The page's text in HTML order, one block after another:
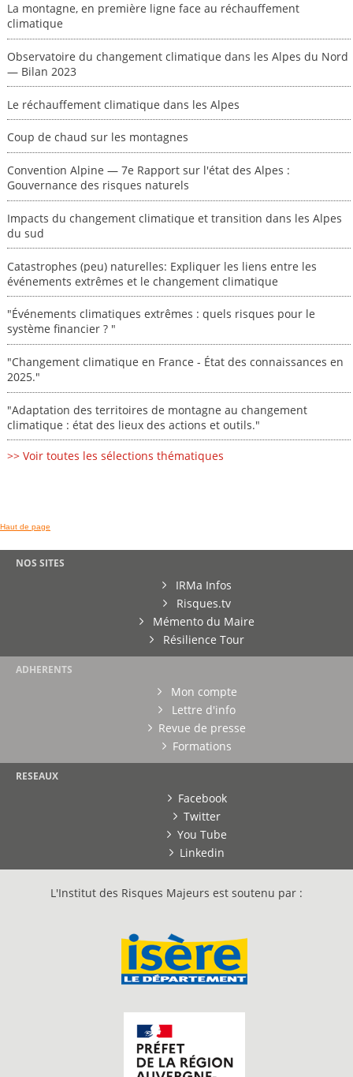
La montagne, en première ligne face au réchauffement
climatique
Observatoire du changement climatique dans les Alpes du Nord
— Bilan 2023
Le réchauffement climatique dans les Alpes
Coup de chaud sur les montagnes
Convention Alpine — 7e Rapport sur l'état des Alpes :
Gouvernance des risques naturels
Impacts du changement climatique et transition dans les Alpes
du sud
Catastrophes (peu) naturelles: Expliquer les liens entre les
événements extrêmes et le changement climatique
"Événements climatiques extrêmes : quels risques pour le
système financier ? "
"Changement climatique en France - État des connaissances en
2025."
"Adaptation des territoires de montagne au changement
climatique : état des lieux des actions et outils."
>> Voir toutes les sélections thématiques
Haut de page
NOS SITES
IRMa Infos
Risques.tv
Mémento du Maire
Résilience Tour
ADHERENTS
Mon compte
Lettre d'info
Revue de presse
Formations
RESEAUX
Facebook
Twitter
You Tube
Linkedin
L'Institut des Risques Majeurs est soutenu par :